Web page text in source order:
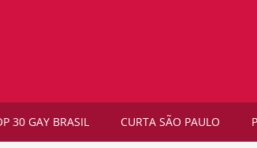
30 GAY BRASIL CURTA SÃO PAULO